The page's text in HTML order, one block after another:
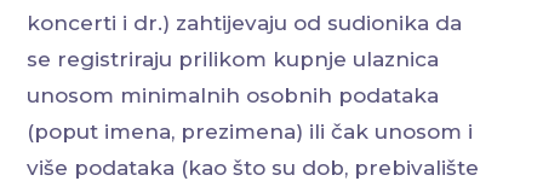
koncerti i dr.) zahtijevaju od sudionika da
se registriraju prilikom kupnje ulaznica
unosom minimalnih osobnih podataka
(poput imena, prezimena) ili čak unosom i
više podataka (kao što su dob, prebivalište